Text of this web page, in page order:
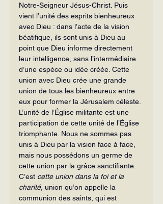
Notre-Seigneur Jésus-Christ. Puis
vient l’unité des esprits bienheureux
avec Dieu : dans l’acte de la vision
béatifique, ils sont unis à Dieu au
point que Dieu informe directement
leur intelligence, sans l’intermédiaire
d’une espèce ou idée créée. Cette
union avec Dieu crée une grande
union de tous les bienheureux entre
eux pour former la Jérusalem céleste.
L’unité de l’Église militante est une
participation de cette unité de l’Église
triomphante. Nous ne sommes pas
unis à Dieu par la vision face à face,
mais nous possédons un germe de
cette union par la grâce sanctifiante.
C’est cette union dans la foi et la
charité, union qu’on appelle la
communion des saints, qui est